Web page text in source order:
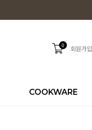
0 회원가입
COOKWARE